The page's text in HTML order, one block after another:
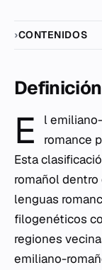
CONTENIDOS
E
l
romance
Esta
romañol
lenguas
filogenéticos
regiones
emiliano-